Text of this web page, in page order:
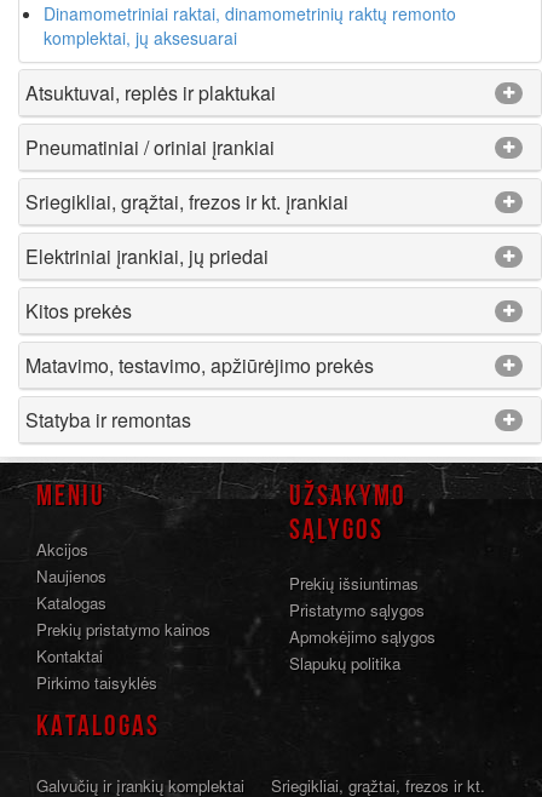
Dinamometriniai raktai, dinamometrinių raktų remonto
komplektai, jų aksesuarai
Atsuktuvai, replės ir plaktukai
Pneumatiniai / oriniai įrankiai
Sriegikliai, grąžtai, frezos ir kt. įrankiai
Elektriniai įrankiai, jų priedai
Kitos prekės
Matavimo, testavimo, apžiūrėjimo prekės
Statyba ir remontas
MENIU
Akcijos
Naujienos
Katalogas
Prekių pristatymo kainos
Kontaktai
Pirkimo taisyklės
UŽSAKYMO
SĄLYGOS
Prekių išsiuntimas
Pristatymo sąlygos
Apmokėjimo sąlygos
Slapukų politika
KATALOGAS
Galvučių ir įrankių komplektai Sriegikliai, grąžtai, frezos ir kt.